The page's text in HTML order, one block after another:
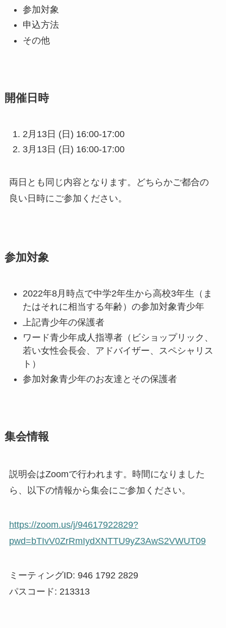
参加対象
申込方法
その他
開催日時
2月13日 (日) 16:00-17:00
3月13日 (日) 16:00-17:00
両日とも同じ内容となります。どちらかご都合の
良い日時にご参加ください。
参加対象
2022年8月時点で中学2年生から高校3年生（ま
たはそれに相当する年齢）の参加対象青少年
上記青少年の保護者
ワード青少年成人指導者（ビショップリック、
若い女性会長会、アドバイザー、スペシャリス
ト）
参加対象青少年のお友達とその保護者
集会情報
説明会はZoomで行われます。時間になりました
ら、以下の情報から集会にご参加ください。
https://zoom.us/j/94617922829?
pwd=bTIvV0ZrRmIydXNTTU9yZ3AwS2VWUT09
ミーティングID: 946 1792 2829
パスコード: 213313